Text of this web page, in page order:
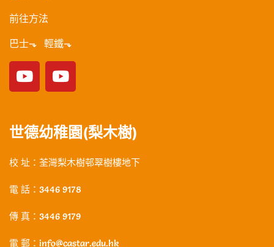
前往方法
巴士⬎ 輕鐵⬎
世德幼稚園(梨木樹)
校 址：荃灣梨木樹邨翠樹樓地下
電 話：3446 9178
傳 真：3446 9179
電 郵：info@castar.edu.hk